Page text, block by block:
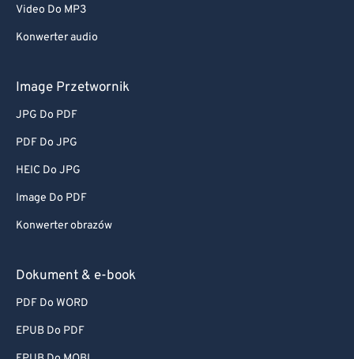
Video Do MP3
Konwerter audio
Image Przetwornik
JPG Do PDF
PDF Do JPG
HEIC Do JPG
Image Do PDF
Konwerter obrazów
Dokument & e-book
PDF Do WORD
EPUB Do PDF